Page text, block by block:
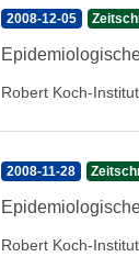
2008-12-05
Robert Koch-Institut
2008-11-28
Robert Koch-Institut